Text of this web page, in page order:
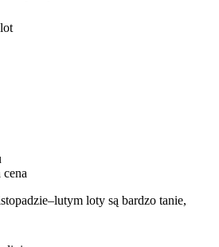
loty są bardzo tanie,